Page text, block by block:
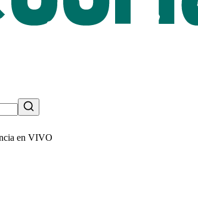
en VIVO